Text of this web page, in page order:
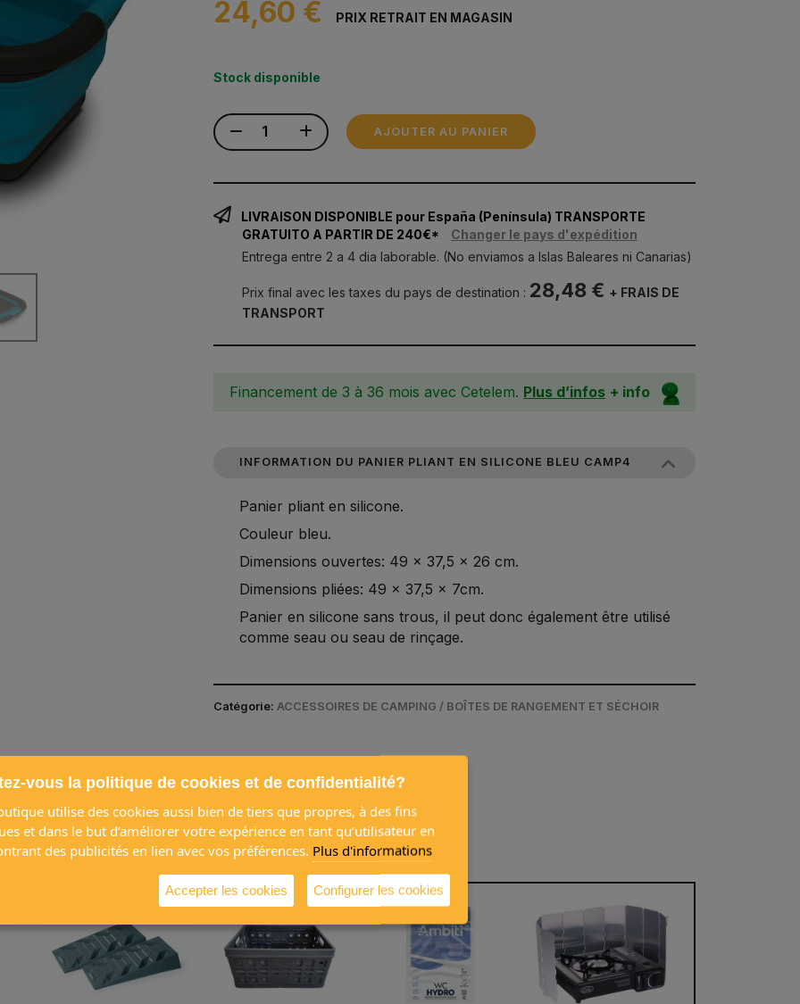
24,60 € PRIX RETRAIT EN MAGASIN
Stock disponible
AJOUTER AU PANIER
LIVRAISON DISPONIBLE pour España (Península) TRANSPORTE
GRATUITO A PARTIR DE 240€*
Changer le pays d'expédition
Entrega entre 2 a 4 dia laborable. (No enviamos a Islas Baleares ni Canarias)
Prix final avec les taxes du pays de destination : 28,48 € + FRAIS DE
TRANSPORT
Financement de 3 à 36 mois avec Cetelem. Plus d’infos + info
INFORMATION DU PANIER PLIANT EN SILICONE BLEU CAMP4
Panier pliant en silicone.
Couleur bleu.
Dimensions ouvertes: 49 x 37,5 x 26 cm.
Dimensions pliées: 49 x 37,5 x 7cm.
Panier en silicone sans trous, il peut donc également être utilisé
comme seau ou seau de rinçage.
Catégorie: ACCESSOIRES DE CAMPING / BOÎTES DE RANGEMENT ET SÉCHOIR
ensemble
vous la politique de cookies et de confidentialité?
utilise des cookies aussi bien de tiers que propres, à des fins
et dans le but d’améliorer votre expérience en tant qu’utilisateur en
des publicités en lien avec vos préférences. Plus d'informations
Accepter les cookies Configurer les cookies